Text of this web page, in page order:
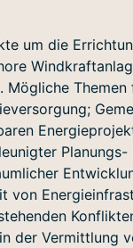
um die
von
der Vermittlung